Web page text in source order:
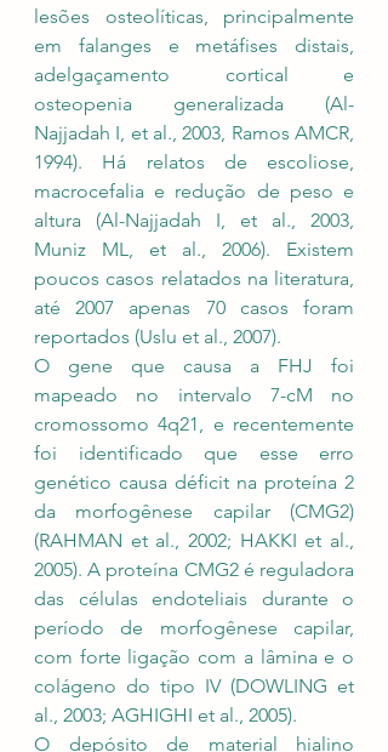
lesões osteolíticas, principalmente
em falanges e metáfises distais,
adelgaçamento cortical e
osteopenia generalizada (Al-
Najjadah I, et al., 2003, Ramos AMCR,
1994). Há relatos de escoliose,
macrocefalia e redução de peso e
altura (Al-Najjadah I, et al., 2003,
Muniz ML, et al., 2006). Existem
poucos casos relatados na literatura,
até 2007 apenas 70 casos foram
reportados (Uslu et al., 2007).
O gene que causa a FHJ foi
mapeado no intervalo 7-cM no
cromossomo 4q21, e recentemente
foi identificado que esse erro
genético causa déficit na proteína 2
da morfogênese capilar (CMG2)
(RAHMAN et al., 2002; HAKKI et al.,
2005). A proteína CMG2 é reguladora
das células endoteliais durante o
período de morfogênese capilar,
com forte ligação com a lâmina e o
colágeno do tipo IV (DOWLING et
al., 2003; AGHIGHI et al., 2005).
O depósito de material hialino